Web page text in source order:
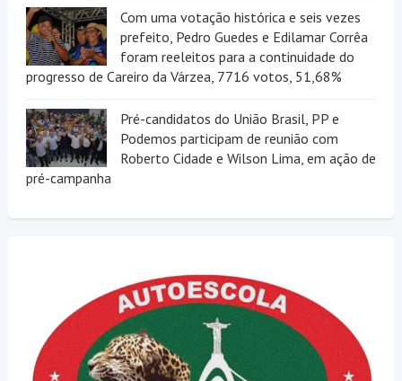
Com uma votação histórica e seis vezes
prefeito, Pedro Guedes e Edilamar Corrêa
foram reeleitos para a continuidade do
progresso de Careiro da Várzea, 7716 votos, 51,68%
Pré-candidatos do União Brasil, PP e
Podemos participam de reunião com
Roberto Cidade e Wilson Lima, em ação de
pré-campanha